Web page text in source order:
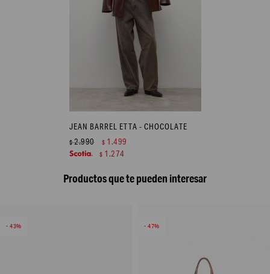
JEAN BARREL ETTA - CHOCOLATE
$2.990 $ 1.499
$ 1.274
Productos que te pueden interesar
43 47